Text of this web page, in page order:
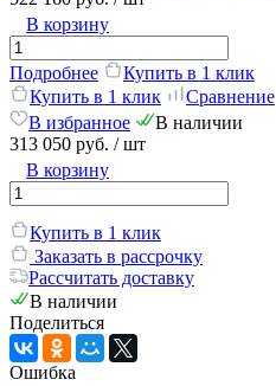
В корзину
Подробнее
Купить в 1 клик
Купить в 1 клик
Сравнение
В избранное
В наличии
313 050 руб. / шт
В корзину
Купить в 1 клик
Заказать в рассрочку
Рассчитать доставку
В наличии
Поделиться
Ошибка